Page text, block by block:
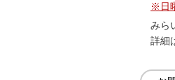
※日
みら
詳細